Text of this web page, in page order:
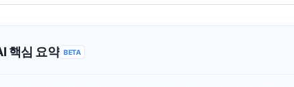
핵심 요약 BETA